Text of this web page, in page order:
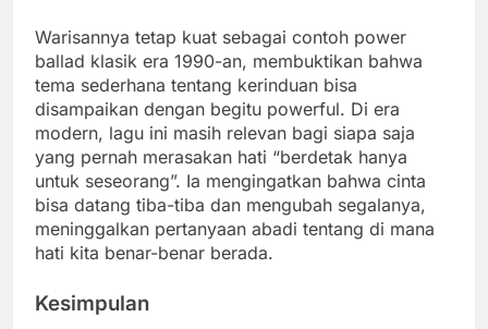
Warisannya tetap kuat sebagai contoh power
ballad klasik era 1990-an, membuktikan bahwa
tema sederhana tentang kerinduan bisa
disampaikan dengan begitu powerful. Di era
modern, lagu ini masih relevan bagi siapa saja
yang pernah merasakan hati “berdetak hanya
untuk seseorang”. Ia mengingatkan bahwa cinta
bisa datang tiba-tiba dan mengubah segalanya,
meninggalkan pertanyaan abadi tentang di mana
hati kita benar-benar berada.
Kesimpulan